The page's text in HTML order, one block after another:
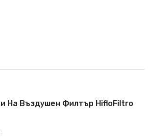
На Въздушен Филтър HifloFiltro